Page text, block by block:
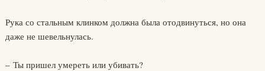
Рука со стальным клинком должна была отодвинуться, но она
даже не шевельнулась.
– Ты пришел умереть или убивать?